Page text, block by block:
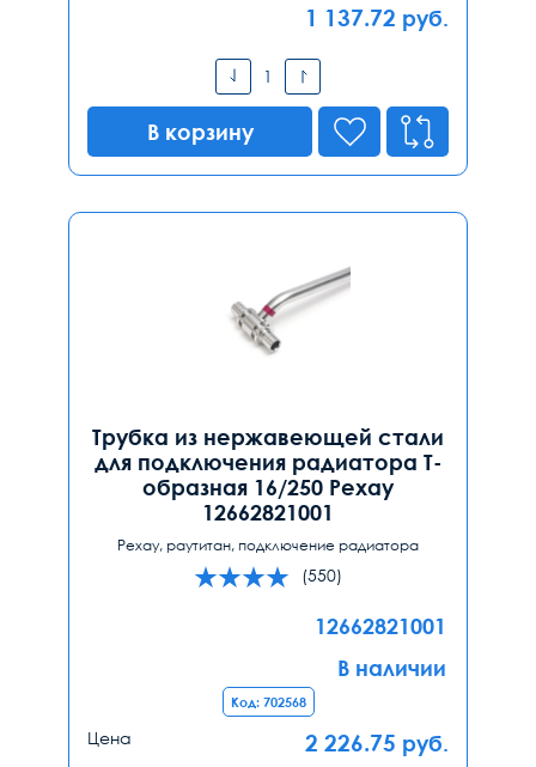
1 137.72 руб.
В корзину
Трубка из нержавеющей стали
для подключения радиатора Т-
образная 16/250 Рехау
12662821001
Рехау, раутитан, подключение радиатора
(550)
12662821001
В наличии
Код: 702568
Цена 2 226.75 руб.